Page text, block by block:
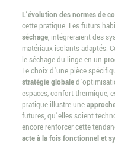
L’évolution des normes de
cette pratique. Les futurs
séchage, intégreraient des
matériaux isolants adaptés.
le séchage du linge en un
Le choix d’une pièce
stratégie globale
espaces, confort thermique,
pratique illustre une
futures, qu’elles soient
encore renforcer cette
acte à la fois fonctionnel et